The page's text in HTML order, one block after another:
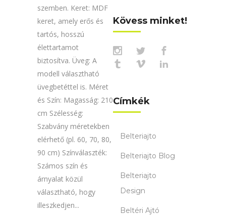
szemben. Keret: MDF
keret, amely erős és
tartós, hosszú
élettartamot
biztosítva. Üveg: A
modell választható
üvegbetéttel is. Méret
és Szín: Magasság: 210
cm Szélesség:
Szabvány méretekben
elérhető (pl. 60, 70, 80,
90 cm) Színválaszték:
Számos szín és
árnyalat közül
választható, hogy
illeszkedjen...
Kövess minket!
Címkék
Belteriajto
Belteriajto Blog
Belteriajto
Design
Beltéri Ajtó